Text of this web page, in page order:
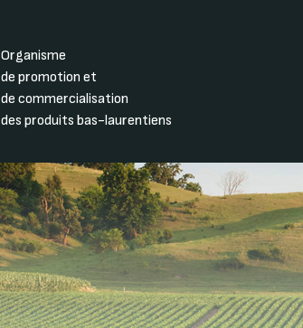
Organisme
de promotion et
de commercialisation
des produits bas-laurentiens